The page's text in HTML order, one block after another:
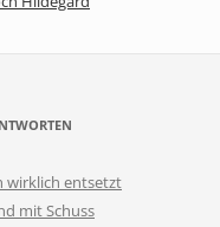
wirklich entsetzt
mit Schuss